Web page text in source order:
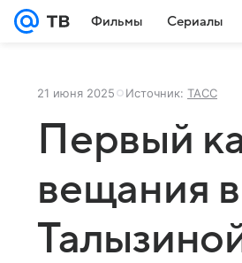
Фильмы Сериалы
21 июня 2025 Источник: ТАСС
Первый
вещания